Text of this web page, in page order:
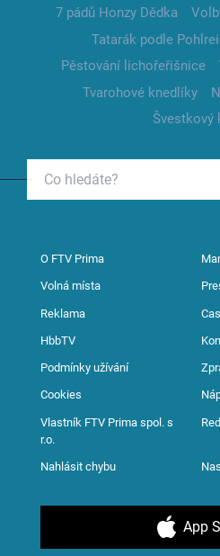
7 pádů Honzy Dědka
Tatarák podle
Pěstování lichořeřišnice
Tvarohové knedlíky
Švestkový
O FTV Prima
Volná místa
Reklama
HbbTV
Podmínky užívání
Cookies
Vlastník FTV Prima spol. s
r.o.
Nahlásit chybu
App